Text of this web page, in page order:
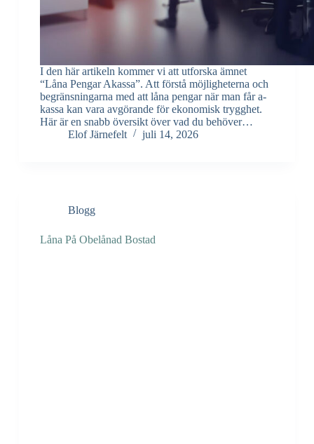
I den här artikeln kommer vi att utforska ämnet
“Låna Pengar Akassa”. Att förstå möjligheterna och
begränsningarna med att låna pengar när man får a-
kassa kan vara avgörande för ekonomisk trygghet.
Här är en snabb översikt över vad du behöver…
Elof Järnefelt
juli 14, 2026
Blogg
Låna På Obelånad Bostad